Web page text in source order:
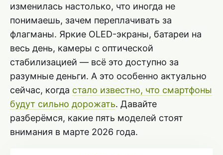
изменилась настолько, что иногда не
понимаешь, зачем переплачивать за
флагманы. Яркие OLED-экраны, батареи на
весь день, камеры с оптической
стабилизацией — всё это доступно за
разумные деньги. А это особенно актуально
сейчас, когда стало известно, что смартфоны
будут сильно дорожать. Давайте
разберёмся, какие пять моделей стоят
внимания в марте 2026 года.